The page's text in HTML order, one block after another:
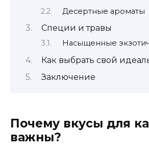
Десертные ароматы
Специи и травы
Насыщенные
Как выбрать свой
Заключение
Почему вкусы для
важны?